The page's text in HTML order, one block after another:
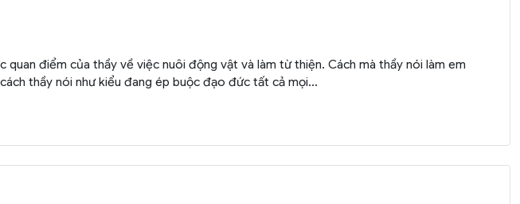
điểm của thầy về việc nuôi động vật và làm từ thiện. Cách mà thầy nói làm em
thầy nói như kiểu đang ép buộc đạo đức tất cả mọi...